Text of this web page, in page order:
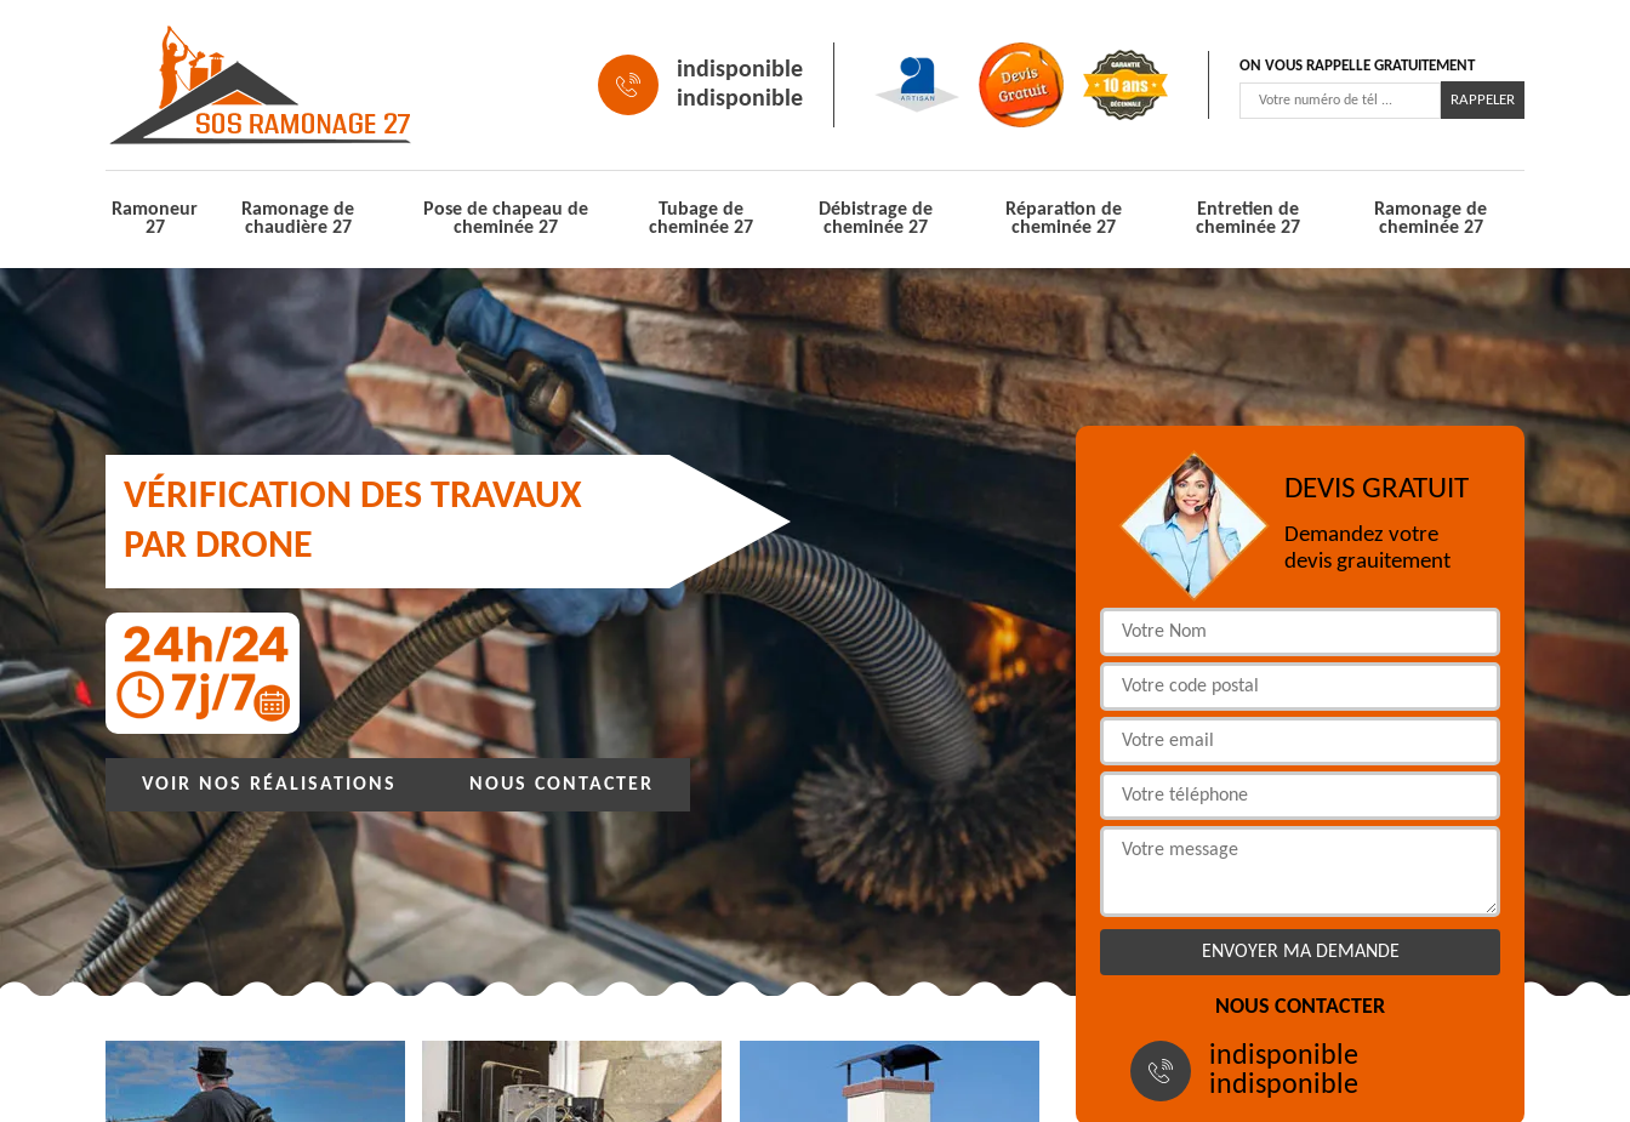
indisponible
indisponible
ON VOUS RAPPELLE GRATUITEMENT
Ramoneur
27
Ramonage de
chaudière 27
Pose de chapeau de
cheminée 27
Tubage de
cheminée 27
Débistrage de
cheminée 27
Réparation de
cheminée 27
Entretien de
cheminée 27
Ramonage de
cheminée 27
VÉRIFICATION DES TRAVAUX
PAR DRONE
VOIR NOS RÉALISATIONS NOUS CONTACTER
DEVIS GRATUIT
Demandez votre
devis grauitement
NOUS CONTACTER
indisponible
indisponible